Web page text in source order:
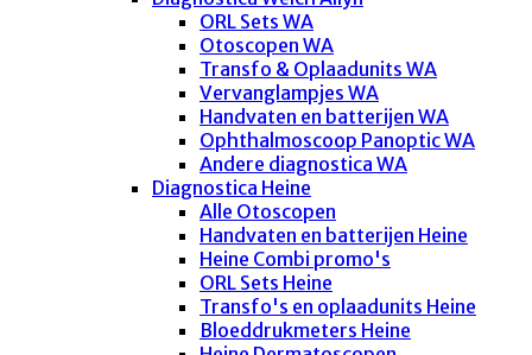
ORL Sets WA
Otoscopen WA
Transfo & Oplaadunits WA
Vervanglampjes WA
Handvaten en batterijen WA
Ophthalmoscoop Panoptic WA
Andere diagnostica WA
Diagnostica Heine
Alle Otoscopen
Handvaten en batterijen Heine
Heine Combi promo's
ORL Sets Heine
Transfo's en oplaadunits Heine
Bloeddrukmeters Heine